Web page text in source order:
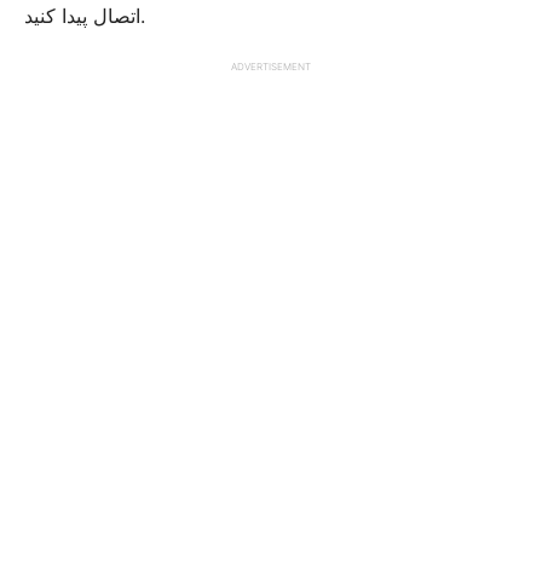
اتصال پیدا کنید.
ADVERTISEMENT